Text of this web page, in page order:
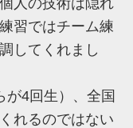
習ではチーム練
してくれまし
が4回生）、全国
れるのではない